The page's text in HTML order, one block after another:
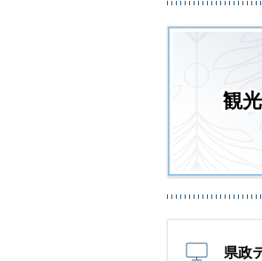
観
県政